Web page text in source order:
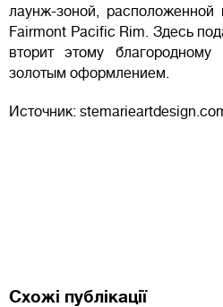
лаунж-зоной, расположенной
Fairmont Pacific Rim. Здесь
вторит этому
золотым оформлением.
Источник:
Схожі публікації